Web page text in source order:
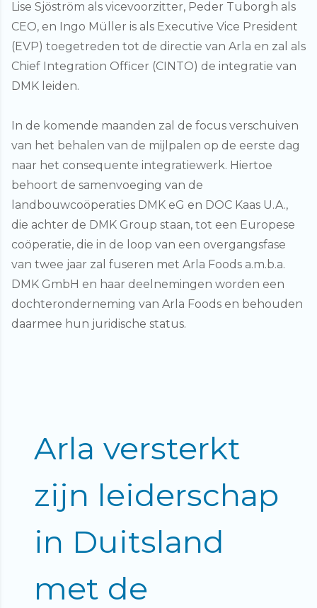
Lise Sjöström als vicevoorzitter, Peder Tuborgh als
CEO, en Ingo Müller is als Executive Vice President
(EVP) toegetreden tot de directie van Arla en zal als
Chief Integration Officer (CINTO) de integratie van
DMK leiden.
In de komende maanden zal de focus verschuiven
van het behalen van de mijlpalen op de eerste dag
naar het consequente integratiewerk. Hiertoe
behoort de samenvoeging van de
landbouwcoöperaties DMK eG en DOC Kaas U.A.,
die achter de DMK Group staan, tot een Europese
coöperatie, die in de loop van een overgangsfase
van twee jaar zal fuseren met Arla Foods a.m.b.a.
DMK GmbH en haar deelnemingen worden een
dochteronderneming van Arla Foods en behouden
daarmee hun juridische status.
Arla versterkt
zijn leiderschap
in Duitsland
met de